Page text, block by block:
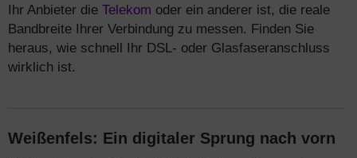
Ihr Anbieter die Telekom oder ein anderer ist, die reale
Bandbreite Ihrer Verbindung zu messen. Finden Sie
heraus, wie schnell Ihr DSL- oder Glasfaseranschluss
wirklich ist.
Weißenfels: Ein digitaler Sprung nach vorn